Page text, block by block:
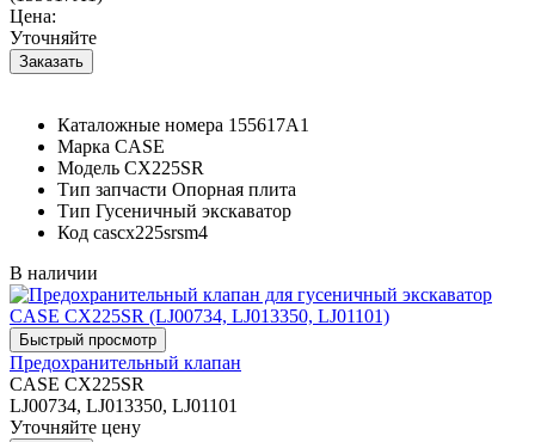
Цена:
Уточняйте
Каталожные номера 155617A1
Марка CASE
Модель CX225SR
Тип запчасти Опорная плита
Тип Гусеничный экскаватор
Код cascx225srsm4
В наличии
Предохранительный клапан
CASE CX225SR
LJ00734, LJ013350, LJ01101
Уточняйте цену